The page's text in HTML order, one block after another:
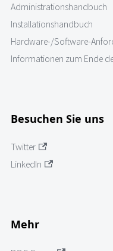
Administrationshandbuch
Installationshandbuch
Hardware-/Software-
Informationen zum Ende
Besuchen Sie uns
Twitter
LinkedIn
Mehr